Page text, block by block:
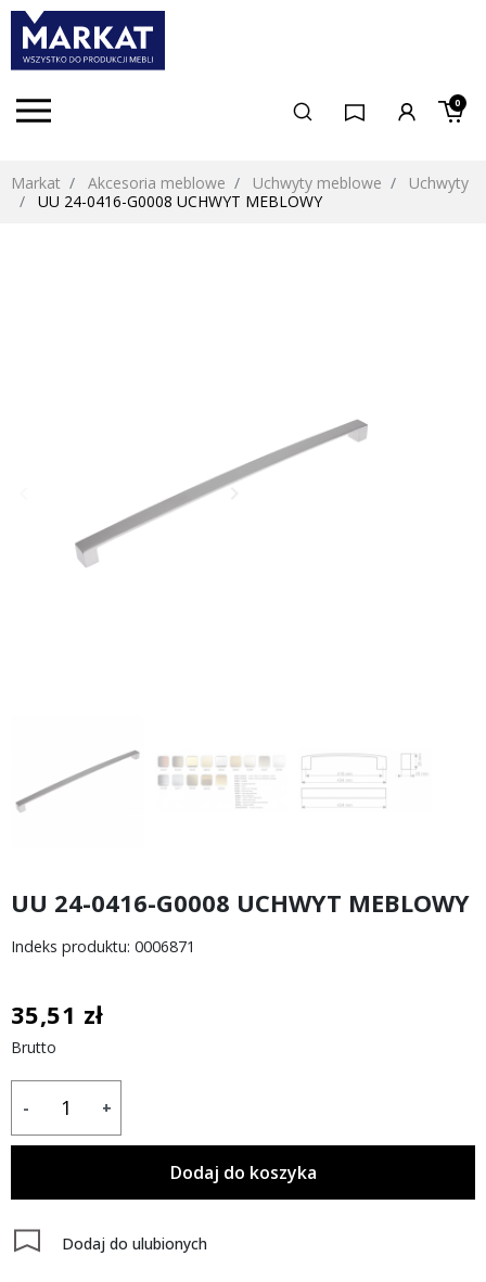
0
Markat Akcesoria meblowe Uchwyty meblowe
Uchwyty
UU 24-0416-G0008 UCHWYT MEBLOWY
keyboard_arrow_right
UU 24-0416-G0008 UCHWYT MEBLOWY
Indeks produktu: 0006871
35,51 zł
Brutto
- +
Dodaj do koszyka
Dodaj do ulubionych